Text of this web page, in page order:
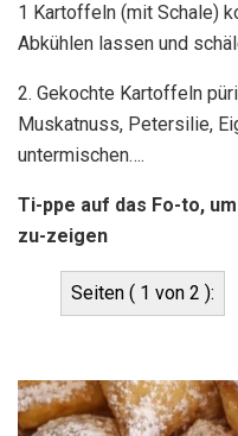
1 Kartoffeln (mit Schale)
Abkühlen lassen und
2. Gekochte Kartoffeln
Muskatnuss, Petersilie,
untermischen….
Ti-ppe auf das Fo-to,
zu-zeigen
Seiten ( 1 von 2 ):